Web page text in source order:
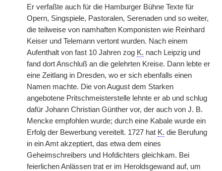
Er verfaßte auch für die Hamburger Bühne Texte für
Opern, Singspiele, Pastoralen, Serenaden und so weiter,
die teilweise von namhaften Komponisten wie Reinhard
Keiser und Telemann vertont wurden. Nach einem
Aufenthalt von fast 10 Jahren zog K. nach Leipzig und
fand dort Anschluß an die gelehrten Kreise. Dann lebte er
eine Zeitlang in Dresden, wo er sich ebenfalls einen
Namen machte. Die von August dem Starken
angebotene Pritschmeisterstelle lehnte er ab und schlug
dafür Johann Christian Günther vor, der auch von J. B.
Mencke empfohlen wurde; durch eine Kabale wurde ein
Erfolg der Bewerbung vereitelt. 1727 hat K. die Berufung
in ein Amt akzeptiert, das etwa dem eines
Geheimschreibers und Hofdichters gleichkam. Bei
feierlichen Anlässen trat er im Heroldsgewand auf, um